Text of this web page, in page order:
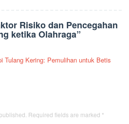
Risiko dan Pencegahan
ketika Olahraga”
Tulang Kering: Pemulihan untuk Betis
Required fields are marked *